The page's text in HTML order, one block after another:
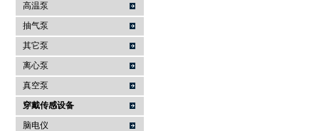
高温泵
抽气泵
其它泵
离心泵
真空泵
穿戴传感设备
脑电仪